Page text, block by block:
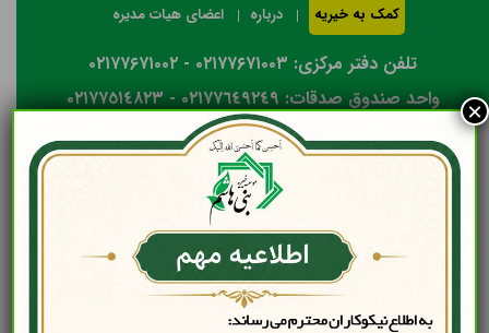
کمک به خیریه درباره اعضای هیات مدیره
تلفن دفتر مرکزی: ۰۲۱۷۷۶۷۱۰۰۳ - ۰۲۱۷۷۶۷۱۰۰۲
واحد صندوق صدقات: ٠٢١٧٧٦٤٩٢٤٩ - ٠٢١٧٧٥١٤٨٢٣
انصراف از پرداخت آنلاین
×